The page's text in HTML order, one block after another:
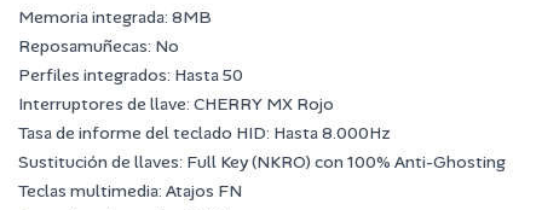
Memoria integrada: 8MB
Reposamuñecas: No
Perfiles integrados: Hasta 50
Interruptores de llave: CHERRY MX Rojo
Tasa de informe del teclado HID: Hasta 8.000Hz
Sustitución de llaves: Full Key (NKRO) con 100% Anti-Ghosting
Teclas multimedia: Atajos FN